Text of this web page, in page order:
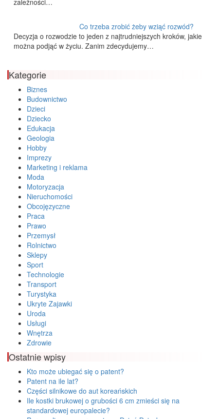
zależności…
Co trzeba zrobić żeby wziąć rozwód?
Decyzja o rozwodzie to jeden z najtrudniejszych kroków, jakie
można podjąć w życiu. Zanim zdecydujemy…
Kategorie
Biznes
Budownictwo
Dzieci
Dziecko
Edukacja
Geologia
Hobby
Imprezy
Marketing i reklama
Moda
Motoryzacja
Nieruchomości
Obcojęzyczne
Praca
Prawo
Przemysł
Rolnictwo
Sklepy
Sport
Technologie
Transport
Turystyka
Ukryte Zajawki
Uroda
Usługi
Wnętrza
Zdrowie
Ostatnie wpisy
Kto może ubiegać się o patent?
Patent na ile lat?
Części silnikowe do aut koreańskich
Ile kostki brukowej o grubości 6 cm zmieści się na
standardowej europalecie?